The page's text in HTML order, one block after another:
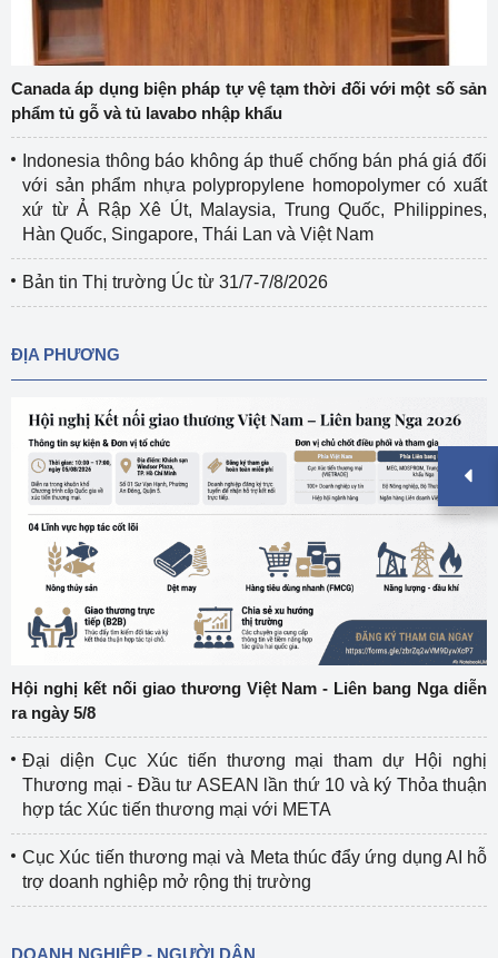
Canada áp dụng biện pháp tự vệ tạm thời đối với một số sản
phẩm tủ gỗ và tủ lavabo nhập khẩu
Indonesia thông báo không áp thuế chống bán phá giá đối
với sản phẩm nhựa polypropylene homopolymer có xuất
xứ từ Ả Rập Xê Út, Malaysia, Trung Quốc, Philippines,
Hàn Quốc, Singapore, Thái Lan và Việt Nam
Bản tin Thị trường Úc từ 31/7-7/8/2026
ĐỊA PHƯƠNG
Hội nghị kết nối giao thương Việt Nam - Liên bang Nga diễn
ra ngày 5/8
Đại diện Cục Xúc tiến thương mại tham dự Hội nghị
Thương mại - Đầu tư ASEAN lần thứ 10 và ký Thỏa thuận
hợp tác Xúc tiến thương mại với META
Cục Xúc tiến thương mại và Meta thúc đẩy ứng dụng AI hỗ
trợ doanh nghiệp mở rộng thị trường
DOANH NGHIỆP - NGƯỜI DÂN